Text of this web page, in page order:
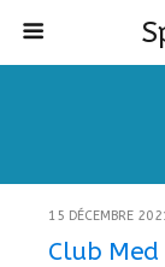
15 DÉCEMBRE
Club Med